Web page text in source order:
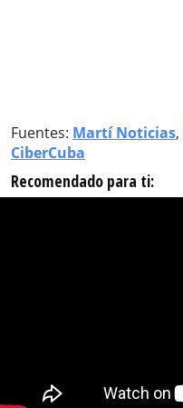
Fuentes: Martí Noticias,
CiberCuba
Recomendado para ti: